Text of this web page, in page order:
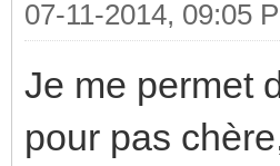
07-11-2014, 09:05
Je me permet
pour pas